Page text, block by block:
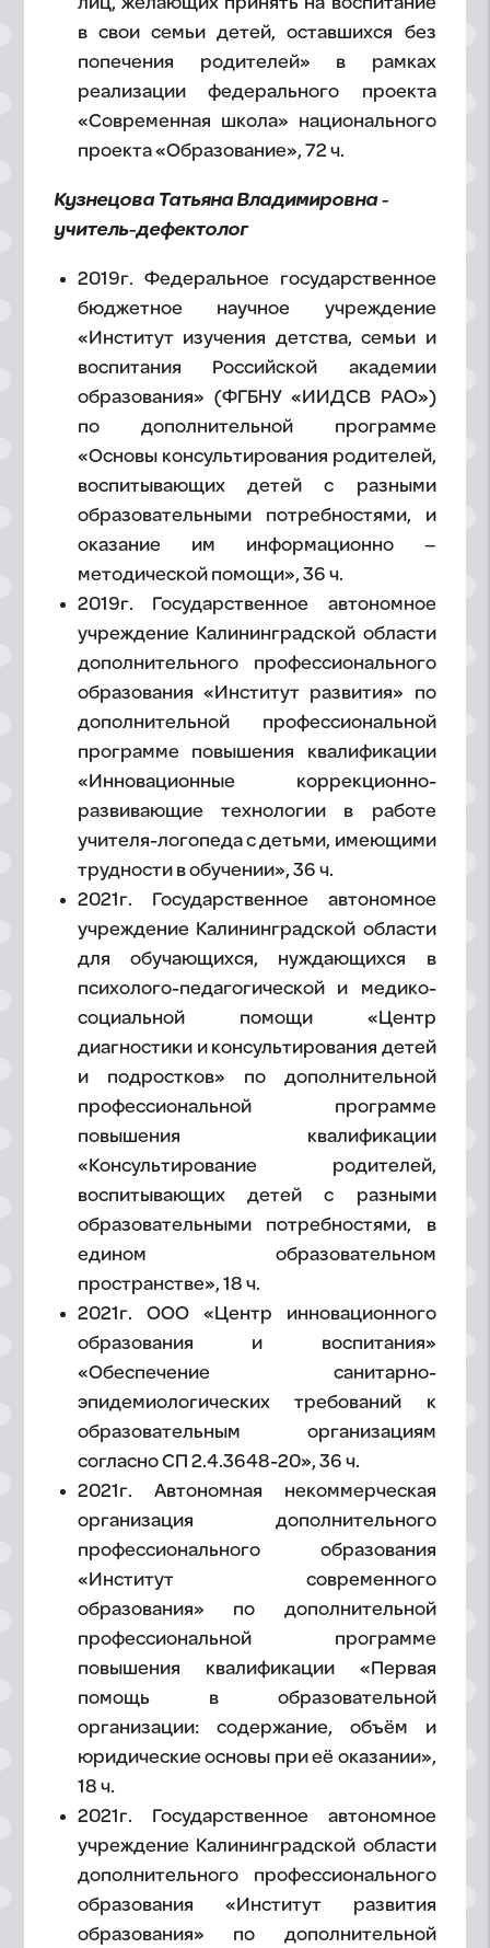
лиц, желающих принять на воспитание
в свои семьи детей, оставшихся без
попечения родителей» в рамках
реализации федерального проекта
«Современная школа» национального
проекта «Образование», 72 ч.
Кузнецова Татьяна Владимировна -
учитель-дефектолог
2019г. Федеральное государственное
бюджетное научное учреждение
«Институт изучения детства, семьи и
воспитания Российской академии
образования» (ФГБНУ «ИИДСВ РАО»)
по дополнительной программе
«Основы консультирования родителей,
воспитывающих детей с разными
образовательными потребностями, и
оказание им информационно –
методической помощи», 36 ч.
2019г. Государственное автономное
учреждение Калининградской области
дополнительного профессионального
образования «Институт развития» по
дополнительной профессиональной
программе повышения квалификации
«Инновационные коррекционно-
развивающие технологии в работе
учителя-логопеда с детьми, имеющими
трудности в обучении», 36 ч.
2021г. Государственное автономное
учреждение Калининградской области
для обучающихся, нуждающихся в
психолого-педагогической и медико-
социальной помощи «Центр
диагностики и консультирования детей
и подростков» по дополнительной
профессиональной программе
повышения квалификации
«Консультирование родителей,
воспитывающих детей с разными
образовательными потребностями, в
едином образовательном
пространстве», 18 ч.
2021г. ООО «Центр инновационного
образования и воспитания»
«Обеспечение санитарно-
эпидемиологических требований к
образовательным организациям
согласно СП 2.4.3648-20», 36 ч.
2021г. Автономная некоммерческая
организация дополнительного
профессионального образования
«Институт современного
образования» по дополнительной
профессиональной программе
повышения квалификации «Первая
помощь в образовательной
организации: содержание, объём и
юридические основы при её оказании»,
18 ч.
2021г. Государственное автономное
учреждение Калининградской области
дополнительного профессионального
образования «Институт развития
образования» по дополнительной